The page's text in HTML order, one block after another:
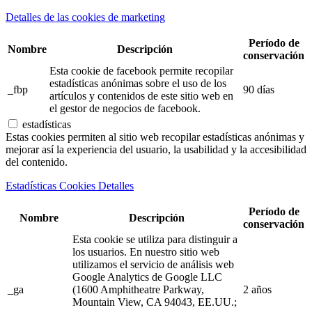
Detalles de las cookies de marketing
Nombre Descripción
Período de
conservación
_fbp
Esta cookie de facebook permite recopilar
estadísticas anónimas sobre el uso de los
artículos y contenidos de este sitio web en
el gestor de negocios de facebook.
90 días
estadísticas
Estas cookies permiten al sitio web recopilar estadísticas anónimas y
mejorar así la experiencia del usuario, la usabilidad y la accesibilidad
del contenido.
Estadísticas Cookies Detalles
Nombre Descripción
Período de
conservación
_ga
Esta cookie se utiliza para distinguir a
los usuarios. En nuestro sitio web
utilizamos el servicio de análisis web
Google Analytics de Google LLC
(1600 Amphitheatre Parkway,
Mountain View, CA 94043, EE.UU.;
2 años